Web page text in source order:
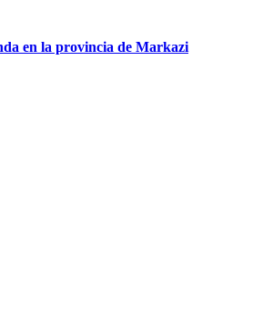
en la provincia de Markazi